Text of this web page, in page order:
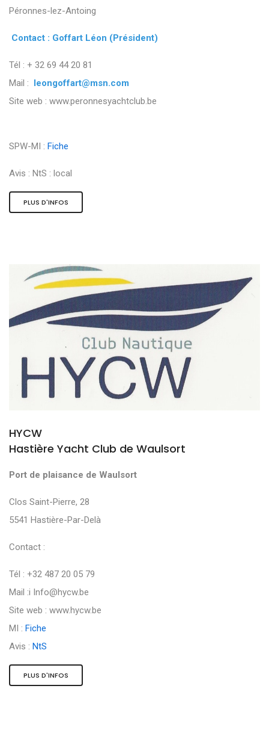
Péronnes-lez-Antoing
Contact : Goffart Léon (Président)
Tél : + 32 69 44 20 81
Mail : leongoffart@msn.com
Site web : www.peronnesyachtclub.be
SPW-MI : Fiche
Avis : NtS : local
PLUS D'INFOS
HYCW
Hastière Yacht Club de Waulsort
Port de plaisance de Waulsort
Clos Saint-Pierre, 28
5541 Hastière-Par-Delà
Contact :
Tél : +32 487 20 05 79
Mail :i Info@hycw.be
Site web : www.hycw.be
MI : Fiche
Avis : NtS
PLUS D'INFOS